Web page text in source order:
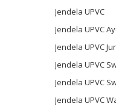
Jendela UPVC
Jendela UPVC
Jendela UPVC
Jendela UPVC
Jendela UPVC
Jendela UPVC